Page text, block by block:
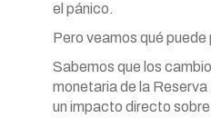
el pánico.
Pero veamos qué puede
Sabemos que los
monetaria de la
un impacto directo